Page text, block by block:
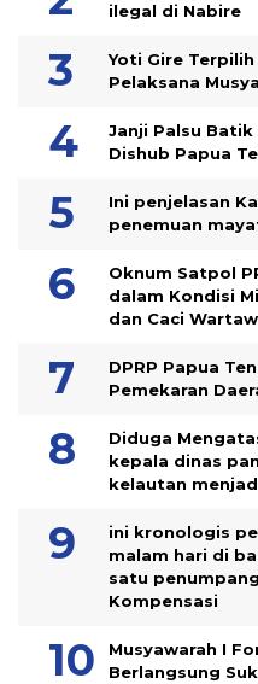
ilegal di Nabire
Yoti Gire
Pelaksana
Janji Palsu Batik
Dishub Papua
Ini penjelasan
penemuan
Oknum Satpol
dalam Kondisi
dan Caci
DPRP Papua
Pemekaran
Diduga
kepala dinas
kelautan
ini kronologis
malam hari di
satu
Kompensasi
Musyawarah I
Berlangsung